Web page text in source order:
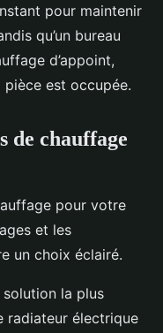
pour maintenir
qu’un bureau
d’appoint,
est occupée.
de chauffage
pour votre
et les
un choix éclairé.
solution la plus
radiateur électrique